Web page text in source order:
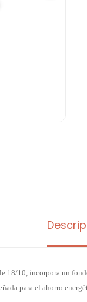
18/10, incorpora un
para el ahorro